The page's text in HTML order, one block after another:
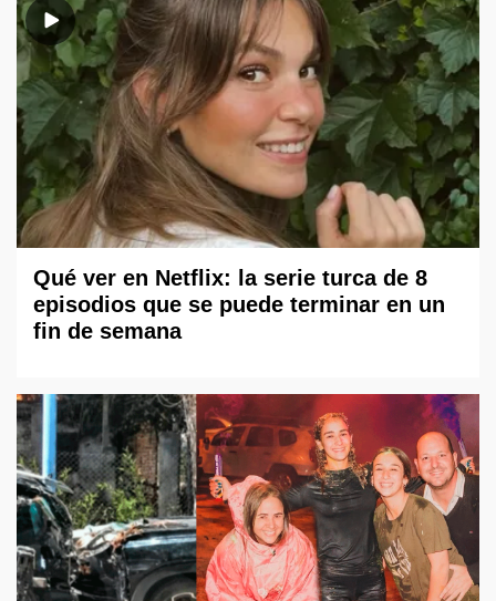
Qué ver en Netflix: la serie turca de 8
episodios que se puede terminar en un
fin de semana